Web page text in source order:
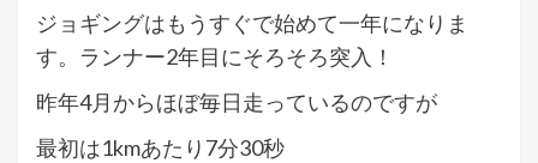
ジョギングはもうすぐで始めて一年になりま
す。ランナー2年目にそろそろ突入！
昨年4月からほぼ毎日走っているのですが
最初は1kmあたり7分30秒